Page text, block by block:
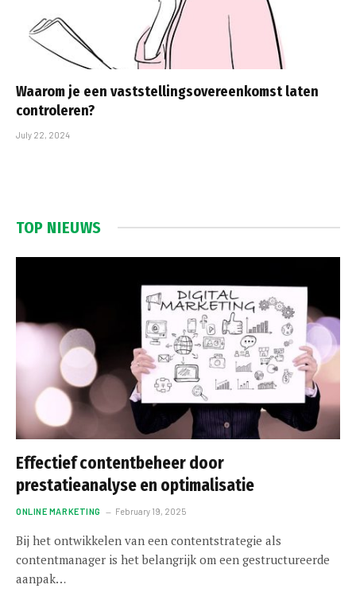
Waarom je een vaststellingsovereenkomst laten
controleren?
July 22, 2024
TOP NIEUWS
Effectief contentbeheer door
prestatieanalyse en optimalisatie
ONLINE MARKETING February 19, 2025
Bij het ontwikkelen van een contentstrategie als
contentmanager is het belangrijk om een gestructureerde
aanpak…